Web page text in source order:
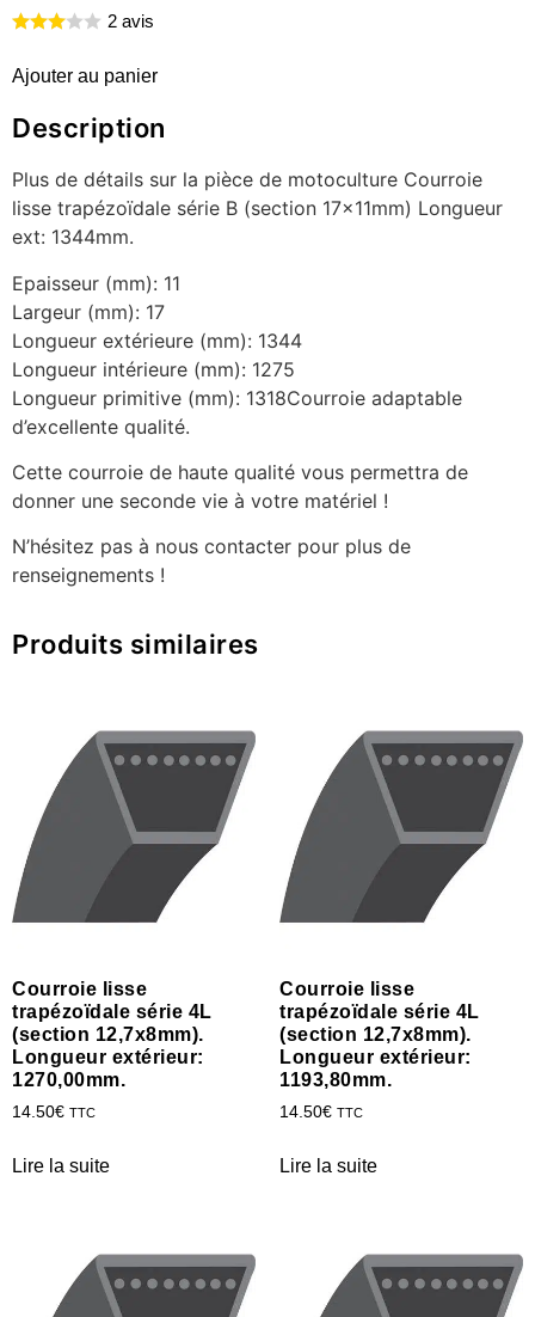
2 avis
Ajouter au panier
Description
Plus de détails sur la pièce de motoculture Courroie
lisse trapézoïdale série B (section 17x11mm) Longueur
ext: 1344mm.
Epaisseur (mm): 11
Largeur (mm): 17
Longueur extérieure (mm): 1344
Longueur intérieure (mm): 1275
Longueur primitive (mm): 1318Courroie adaptable
d’excellente qualité.
Cette courroie de haute qualité vous permettra de
donner une seconde vie à votre matériel !
N’hésitez pas à nous contacter pour plus de
renseignements !
Produits similaires
Courroie lisse
trapézoïdale série 4L
(section 12,7x8mm).
Longueur extérieur:
1270,00mm.
14.50€ TTC
Lire la suite
Courroie lisse
trapézoïdale série 4L
(section 12,7x8mm).
Longueur extérieur:
1193,80mm.
14.50€ TTC
Lire la suite